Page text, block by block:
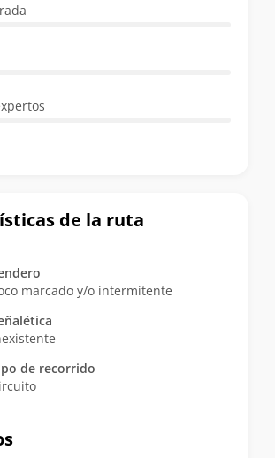
de la ruta
marcado y/o intermitente
de recorrido